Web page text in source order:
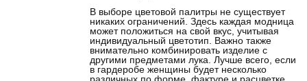
В выборе цветовой палитры не существует
никаких ограничений. Здесь каждая модница
может положиться на свой вкус, учитывая
индивидуальный цветотип. Важно также
внимательно комбинировать изделие с
другими предметами лука. Лучше всего, если
в гардеробе женщины будет несколько
различных по форме, фактуре и расцветке